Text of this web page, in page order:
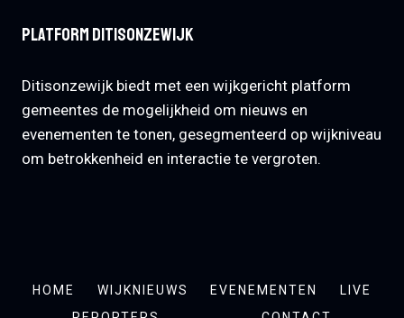
Platform Ditisonzewijk
Ditisonzewijk biedt met een wijkgericht platform
gemeentes de mogelijkheid om nieuws en
evenementen te tonen, gesegmenteerd op wijkniveau
om betrokkenheid en interactie te vergroten.
HOME WIJKNIEUWS EVENEMENTEN
LIVE